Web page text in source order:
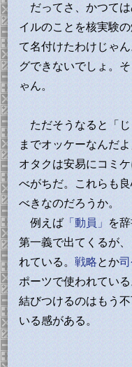
だってさ、かつては
イルのことを核実験
て名付けたわけじゃ
グできないでしょ。
ゃん。
ただそうなると「じ
までオッケーなんだ
オタクは安易にコミ
べがちだ。これらも
べきなのだろうか。
例えば「動員」
を
第一義で出てくるが
れている。戦略とか
ポーツで使われてい
結びつけるのはもう
いる感がある。